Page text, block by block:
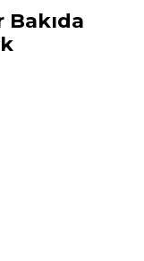
Bakıda